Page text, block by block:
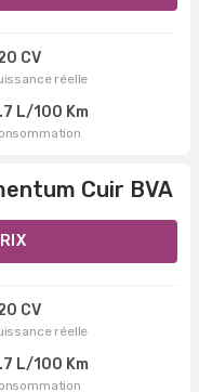
CV
réelle
L/100 Km
Cuir BVA
CV
réelle
L/100 Km